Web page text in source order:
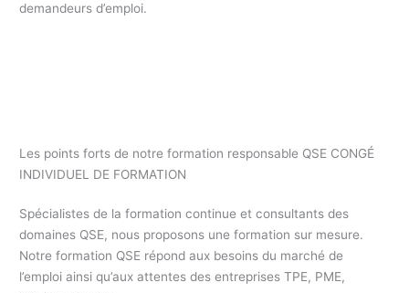
demandeurs d’emploi.
Les points forts de notre formation responsable QSE CONGÉ
INDIVIDUEL DE FORMATION
Spécialistes de la formation continue et consultants des
domaines QSE, nous proposons une formation sur mesure.
Notre formation QSE répond aux besoins du marché de
l’emploi ainsi qu’aux attentes des entreprises TPE, PME,